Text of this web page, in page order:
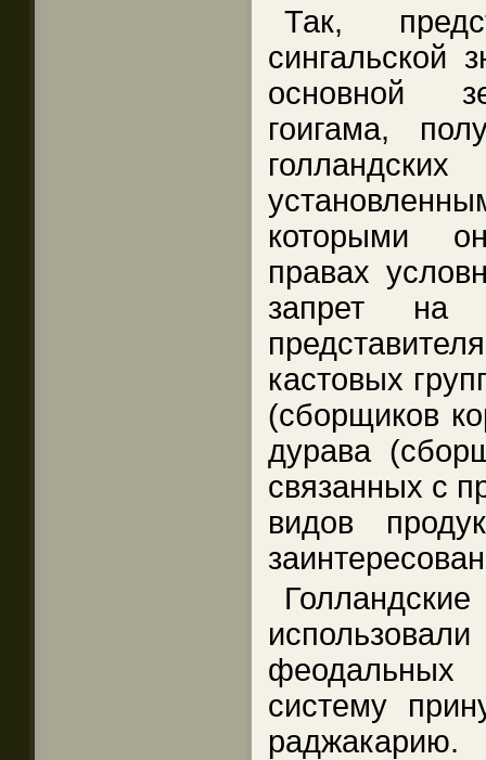
Так,
сингальской
основной
гоигама,
которыми
правах
запрет на
кастовых
(сборщиков
дурава
связанных с
видов
феодальных
систему
раджакарию.